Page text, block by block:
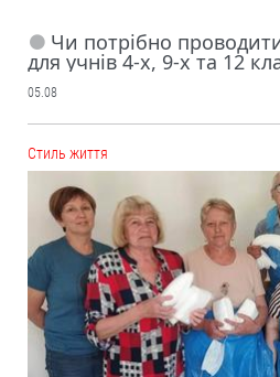
Чи потрібно
для учнів 4-х, 9-х та 12
05.08
Cтиль життя